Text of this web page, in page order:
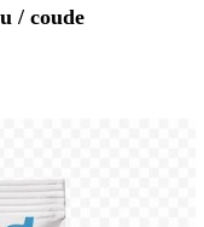
/ coude